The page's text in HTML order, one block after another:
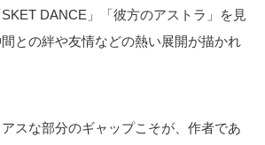
DANCE」「彼方のアストラ」を見
との絆や友情などの熱い展開が描かれ
スな部分のギャップこそが、作者であ